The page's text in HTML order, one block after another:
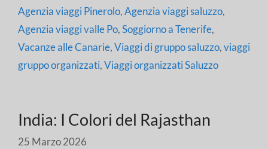
Agenzia viaggi Pinerolo,Agenzia viaggi saluzzo,
Agenzia viaggi valle Po,Soggiorno a Tenerife,
Vacanze alle Canarie,Viaggi di gruppo saluzzo,viaggi
gruppo organizzati,Viaggi organizzati Saluzzo
India: I Colori del Rajasthan
25 Marzo 2026